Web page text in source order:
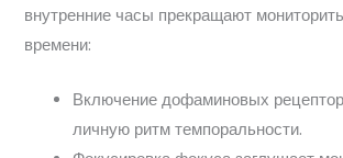
внутренние часы прекращают
времени:
Включение дофаминовых
личную ритм темпоральности.